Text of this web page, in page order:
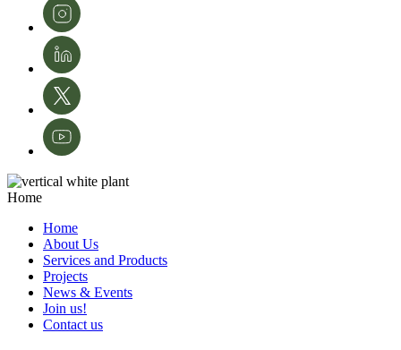
Image credits: InnovPlantProtect - Inês Ferreira
Home
Home
About Us
Services and Products
Projects
News & Events
Join us!
Contact us